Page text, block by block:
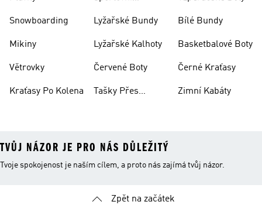
Snowboarding
Mikiny
Větrovky
Kraťasy Po Kolena
Lyžařské Bundy
Lyžařské Kalhoty
Červené Boty
Tašky Přes
Bílé Bundy
Basketbalové Boty
Černé Kraťasy
Zimní Kabáty
TVŮJ NÁZOR JE PRO NÁS DŮLEŽITÝ
Tvoje spokojenost je naším cílem, a proto nás zajímá tvůj názor.
Zpět na začátek